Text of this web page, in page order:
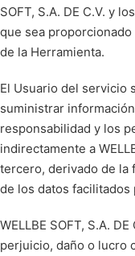
SOFT, S.A. DE C.V. y
que sea
de la Herramienta.
El Usuario del servicio
suministrar
responsabilidad y los
indirectamente a
tercero, derivado de la
de los datos facilitados
WELLBE SOFT, S.A.
perjuicio, daño o lucro